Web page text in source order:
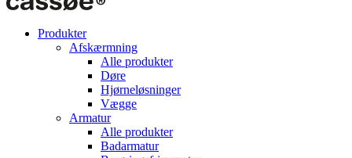
Produkter
Afskærmning
Alle produkter
Døre
Hjørneløsninger
Vægge
Armatur
Alle produkter
Badarmatur